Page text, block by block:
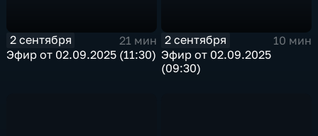
2 сентября
21 мин
Эфир от 02.09.2025 (11:30)
2 сентября
10 мин
Эфир от 02.09.2025
(09:30)